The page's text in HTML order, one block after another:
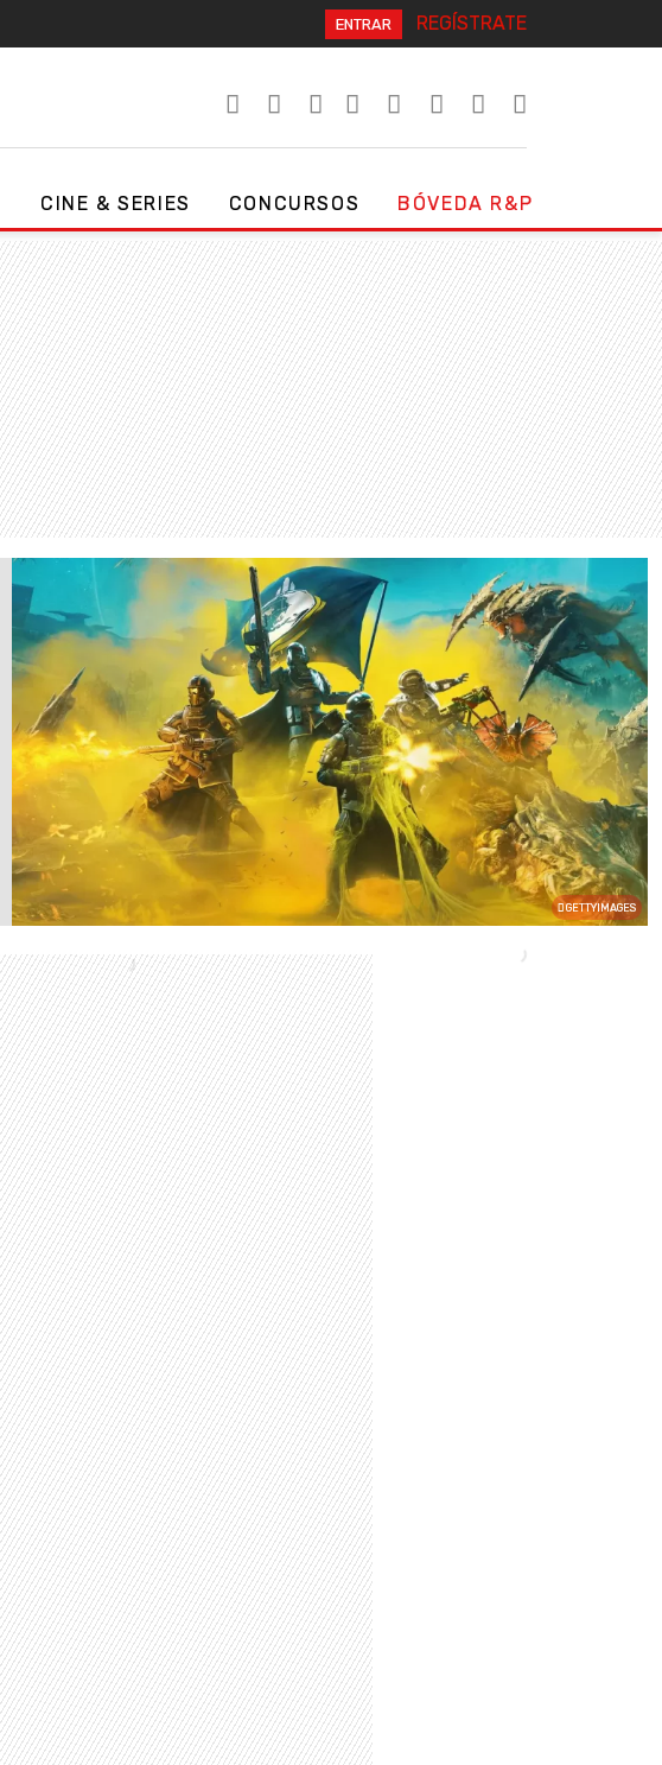
ENTRAR REGÍSTRATE
CINE & SERIES CONCURSOS BÓVEDA R&P
GETTYIMAGES